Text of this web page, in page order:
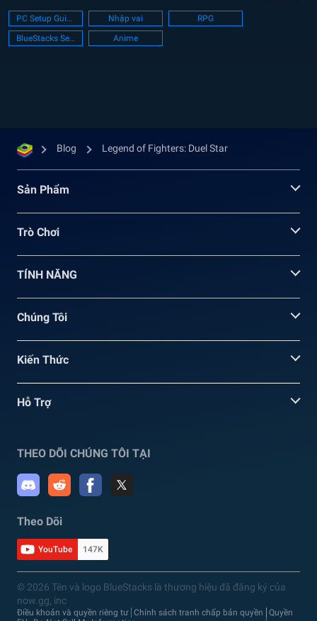
vai gacha để từ đó tạo ra một sức hấp dẫn khó
cưỡng. Tổng quan về Legend of Fighters: Duel
Star...
PC Setup Guide Nhập vai
RPG
BlueStacks Setup
Anime
Blog Legend of Fighters: Duel Star
Sản Phẩm
Trò Chơi
TÍNH NĂNG
Chúng Tôi
Kiến Thức
Hỗ Trợ
THEO DÕI CHÚNG TÔI TẠI
Theo Dõi
YouTube 147K
© 2026 Tên và logo BlueStacks là thương hiệu đã đăng ký của
now.gg, inc
Điều khoản và quyền riêng tư Chính sách tranh chấp bản quyền
Quyền